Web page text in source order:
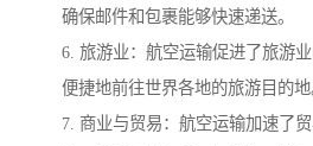
确保邮件和包裹能够快速递送。
6. 旅游业：航空运输促进了旅游
便捷地前往世界各地的旅游目的地
7. 商业与贸易：航空运输加速了